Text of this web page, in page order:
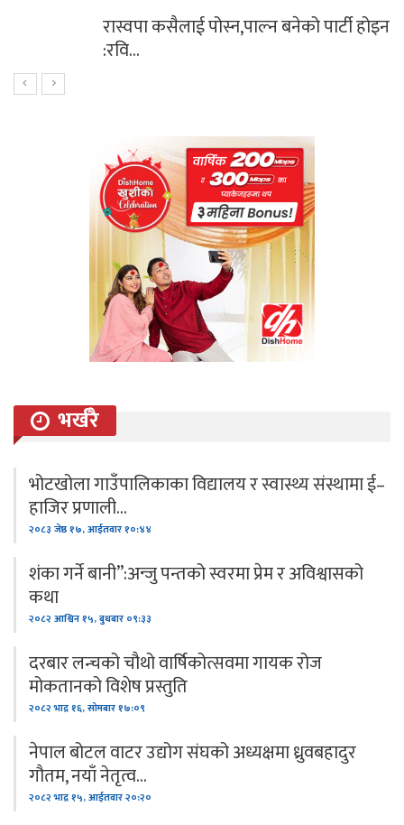
रास्वपा कसैलाई पोस्न,पाल्न बनेको पार्टी होइन
:रवि…
भर्खरै
भोटखोला गाउँपालिकाका विद्यालय र स्वास्थ्य संस्थामा ई–
हाजिर प्रणाली…
२०८३ जेष्ठ १७, आईतवार १०:४४
शंका गर्ने बानी”:अन्जु पन्तको स्वरमा प्रेम र अविश्वासको
कथा
२०८२ आश्विन १५, बुधबार ०९:३३
दरबार लन्चको चौथो वार्षिकोत्सवमा गायक रोज
मोकतानको विशेष प्रस्तुति
२०८२ भाद्र १६, सोमबार १७:०९
नेपाल बोटल वाटर उद्योग संघको अध्यक्षमा ध्रुवबहादुर
गौतम, नयाँ नेतृत्व…
२०८२ भाद्र १५, आईतवार २०:२०